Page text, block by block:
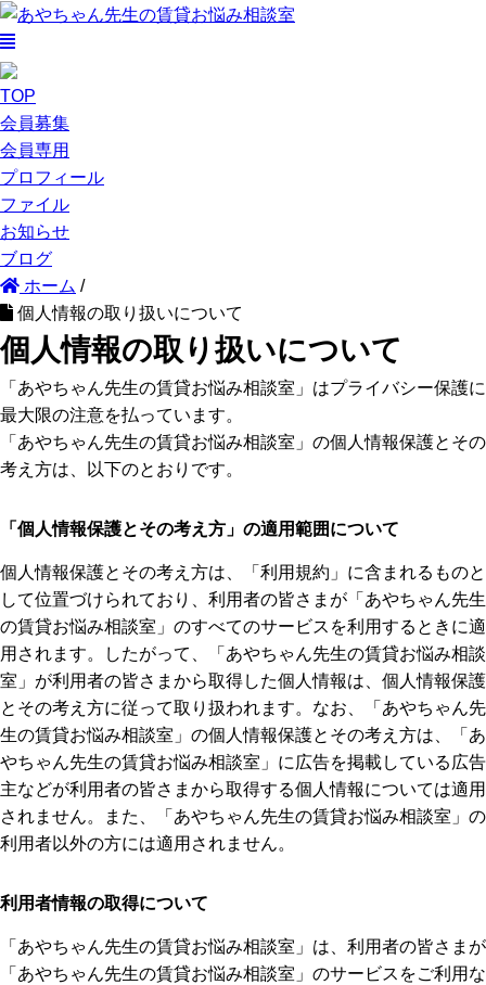
TOP
会員募集
会員専用
プロフィール
ファイル
お知らせ
ブログ
ホーム /
個人情報の取り扱いについて
個人情報の取り扱いについて
「あやちゃん先生の賃貸お悩み相談室」はプライバシー保護に
最大限の注意を払っています。
「あやちゃん先生の賃貸お悩み相談室」の個人情報保護とその
考え方は、以下のとおりです。
「個人情報保護とその考え方」の適用範囲について
個人情報保護とその考え方は、「利用規約」に含まれるものと
して位置づけられており、利用者の皆さまが「あやちゃん先生
の賃貸お悩み相談室」のすべてのサービスを利用するときに適
用されます。したがって、「あやちゃん先生の賃貸お悩み相談
室」が利用者の皆さまから取得した個人情報は、個人情報保護
とその考え方に従って取り扱われます。なお、「あやちゃん先
生の賃貸お悩み相談室」の個人情報保護とその考え方は、「あ
やちゃん先生の賃貸お悩み相談室」に広告を掲載している広告
主などが利用者の皆さまから取得する個人情報については適用
されません。また、「あやちゃん先生の賃貸お悩み相談室」の
利用者以外の方には適用されません。
利用者情報の取得について
「あやちゃん先生の賃貸お悩み相談室」は、利用者の皆さまが
「あやちゃん先生の賃貸お悩み相談室」のサービスをご利用な